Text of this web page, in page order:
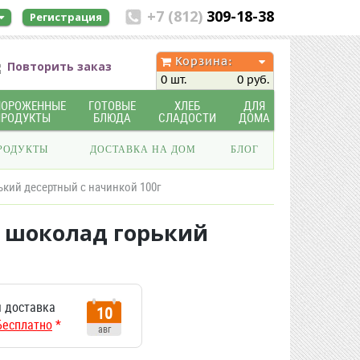
+7 (812) 309-18-38
Регистрация
Повторить заказ
Корзина:
0 шт.
0 руб.
ГОТОВЫЕ
БЛЮДА
ХЛЕБ
СЛАДОСТИ
ДЛЯ
ДОМА
ДОСТАВКА НА ДОМ БЛОГ
десертный с начинкой 100г
горький
*
10
авг